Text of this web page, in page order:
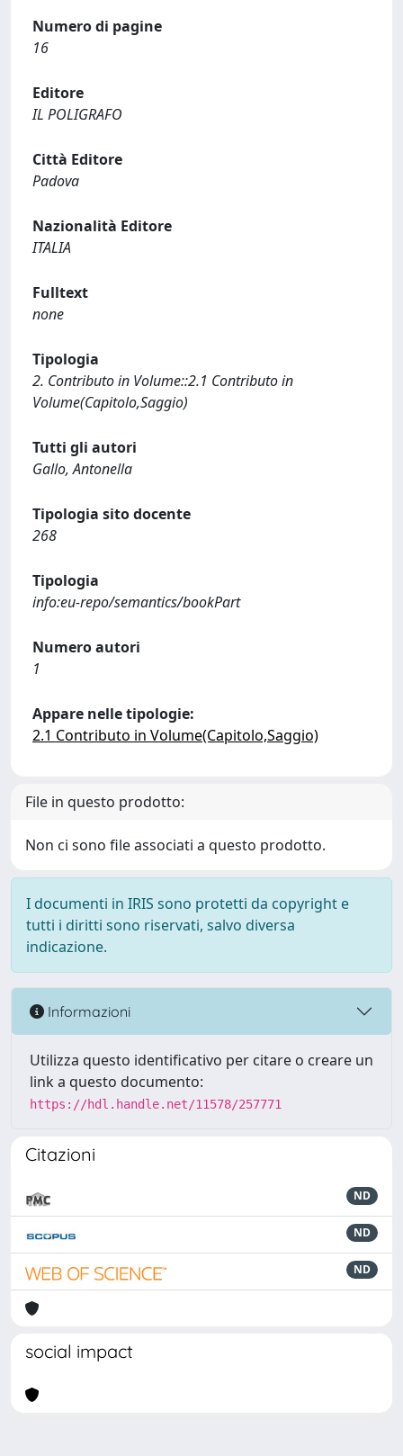
Numero di pagine
16
Editore
IL POLIGRAFO
Città Editore
Padova
Nazionalità Editore
ITALIA
Fulltext
none
Tipologia
2. Contributo in Volume::2.1 Contributo in
Volume(Capitolo,Saggio)
Tutti gli autori
Gallo, Antonella
Tipologia sito docente
268
Tipologia
info:eu-repo/semantics/bookPart
Numero autori
1
Appare nelle tipologie:
2.1 Contributo in Volume(Capitolo,Saggio)
File in questo prodotto:
Non ci sono file associati a questo prodotto.
I documenti in IRIS sono protetti da copyright e
tutti i diritti sono riservati, salvo diversa
indicazione.
Informazioni
Utilizza questo identificativo per citare o creare un
link a questo documento:
https://hdl.handle.net/11578/257771
Citazioni
ND
ND
ND
social impact